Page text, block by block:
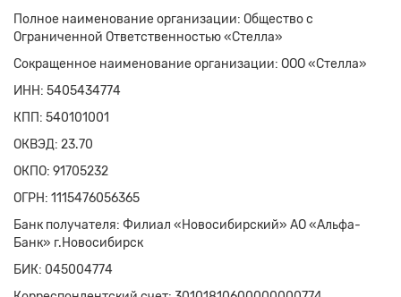
220x190
200x200
220x200
Полное наименование организации: Общество с
Ограниченной Ответственностью «Стелла»
Сокращенное наименование организации: ООО «Стелла»
ИНН: 5405434774
КПП: 540101001
ОКВЭД: 23.70
ОКПО: 91705232
ОГРН: 1115476056365
Банк получателя: Филиал «Новосибирский» АО «Альфа-
Банк» г.Новосибирск
БИК: 045004774